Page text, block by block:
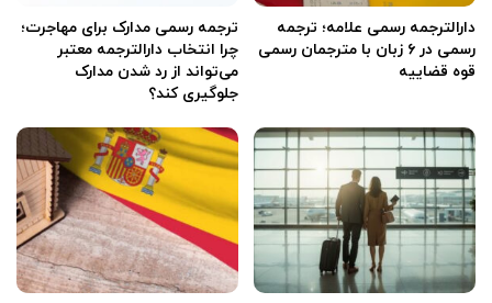
دارالترجمه رسمی علامه؛ ترجمه
رسمی در ۶ زبان با مترجمان رسمی
قوه قضاییه
ترجمه رسمی مدارک برای مهاجرت؛
چرا انتخاب دارالترجمه معتبر
می‌تواند از رد شدن مدارک
جلوگیری کند؟